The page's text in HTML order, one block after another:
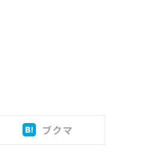
ブクマ